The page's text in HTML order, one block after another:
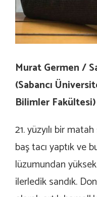
Murat Germen /
(Sabancı
Bilimler Fakültesi)
21. yüzyılı bir
baş tacı yaptık ve
lüzumundan
ilerledik sandık.